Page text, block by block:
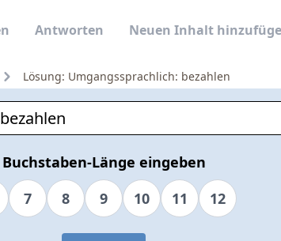
Antworten Neuen Inhalt
Lösung: Umgangssprachlich: bezahlen
Buchstaben-Länge eingeben
7 8 9 10 11 12